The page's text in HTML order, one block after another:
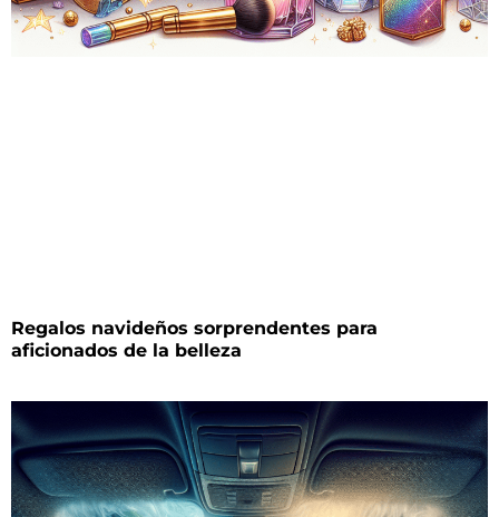
Regalos navideños sorprendentes para
aficionados de la belleza